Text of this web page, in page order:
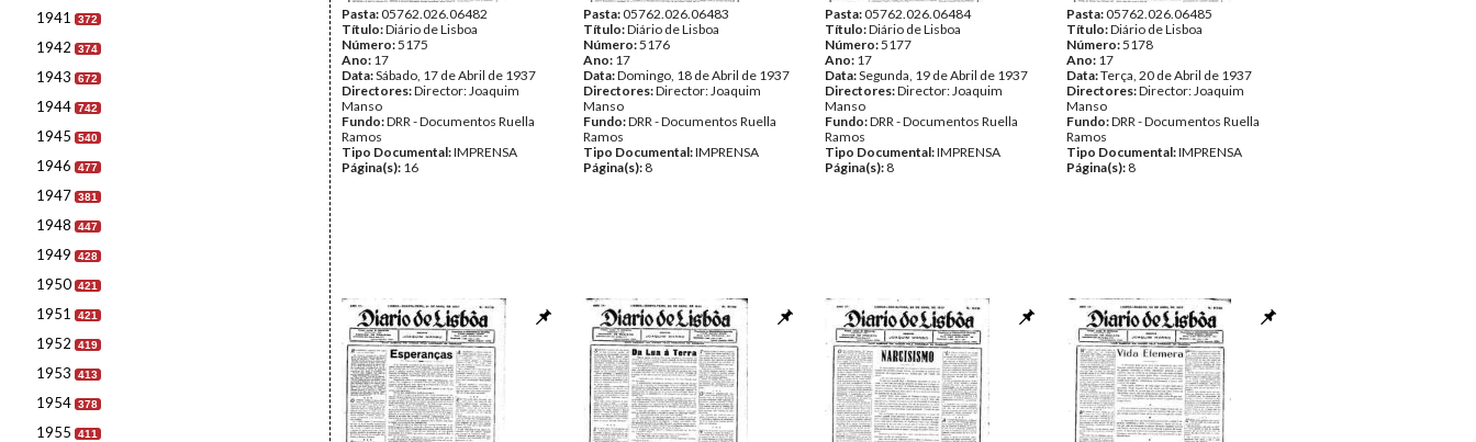
1941 372
1942 374
1943 672
1944 742
1945 540
1946 477
1947 381
1948 447
1949 428
1950 421
1951 421
1952 419
1953 413
1954 378
1955 411
Pasta:05762.026.06482
Título:Diário de Lisboa
Número:5175
Ano: 17
Data:Sábado, 17 de Abril de 1937
Directores:Director: Joaquim
Manso
Fundo:DRR - Documentos Ruella
Ramos
Tipo Documental:IMPRENSA
Página(s): 16
Pasta:05762.026.06483
Título:Diário de Lisboa
Número:5176
Ano: 17
Data:Domingo, 18 de Abril de 1937
Directores:Director: Joaquim
Manso
Fundo:DRR - Documentos Ruella
Ramos
Tipo Documental:IMPRENSA
Página(s): 8
Pasta:05762.026.06484
Título:Diário de Lisboa
Número:5177
Ano: 17
Data:Segunda, 19 de Abril de 1937
Directores:Director: Joaquim
Manso
Fundo:DRR - Documentos Ruella
Ramos
Tipo Documental:IMPRENSA
Página(s): 8
Pasta:05762.026.06485
Título:Diário de Lisboa
Número:5178
Ano: 17
Data:Terça, 20 de Abril de 1937
Directores:Director: Joaquim
Manso
Fundo:DRR - Documentos Ruella
Ramos
Tipo Documental:IMPRENSA
Página(s): 8